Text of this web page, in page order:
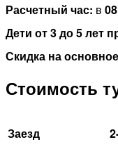
Расчетный час: в
Дети от 3 до 5 лет
Скидка на
Стоимость
Заезд